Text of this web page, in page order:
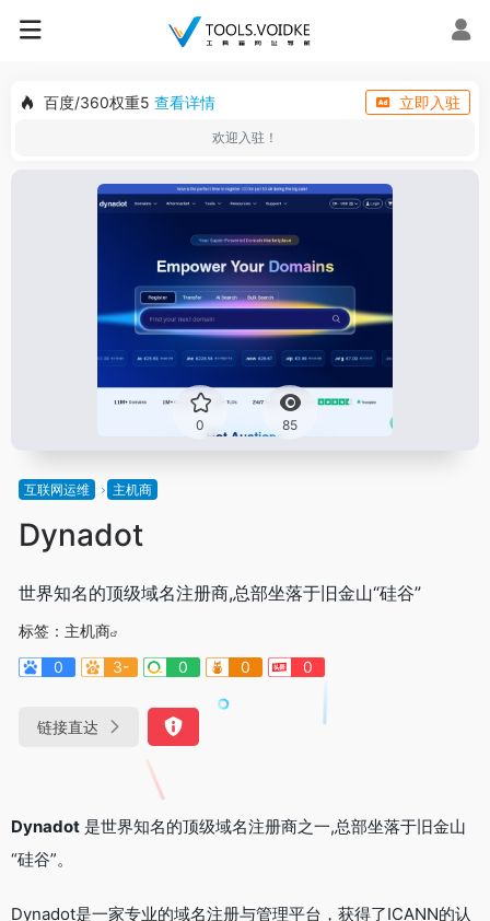
百度/360权重5 查看详情 立即入驻
欢迎入驻！
0 85
互联网运维 主机商
Dynadot
世界知名的顶级域名注册商,总部坐落于旧金山“硅谷”
标签： 主机商
0
3- 0 0 0
链接直达
Dynadot 是世界知名的顶级域名注册商之一,总部坐落于旧金山
“硅谷”。
Dynadot是一家专业的域名注册与管理平台，获得了ICANN的认